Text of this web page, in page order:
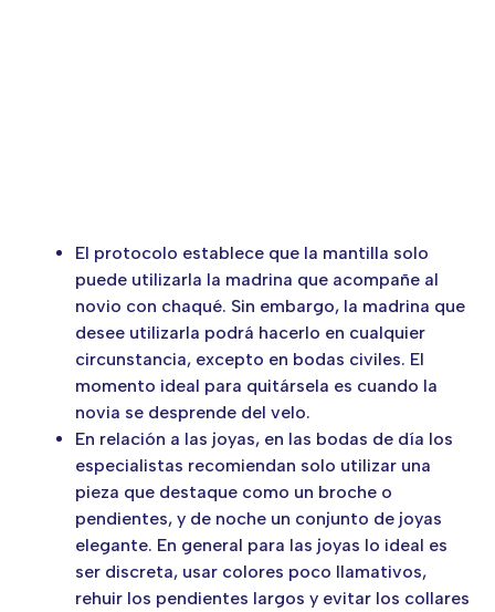
El protocolo establece que la mantilla solo
puede utilizarla la madrina que acompañe al
novio con chaqué. Sin embargo, la madrina que
desee utilizarla podrá hacerlo en cualquier
circunstancia, excepto en bodas civiles. El
momento ideal para quitársela es cuando la
novia se desprende del velo.
En relación a las joyas, en las bodas de día los
especialistas recomiendan solo utilizar una
pieza que destaque como un broche o
pendientes, y de noche un conjunto de joyas
elegante. En general para las joyas lo ideal es
ser discreta, usar colores poco llamativos,
rehuir los pendientes largos y evitar los collares